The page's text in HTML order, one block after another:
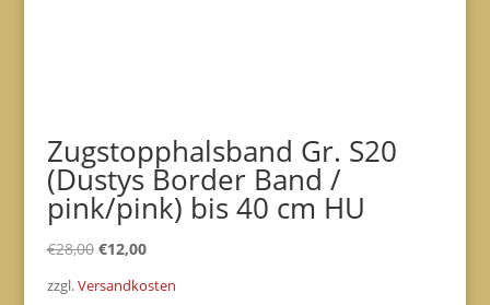
Zugstopphalsband Gr. S20
(Dustys Border Band /
pink/pink) bis 40 cm HU
€28,00 Ursprünglicher
€12,00Aktueller
zzgl.Versandkosten